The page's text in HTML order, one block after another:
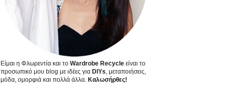
Είμαι η Φλωρεντία και το Wardrobe Recycle είναι το
προσωπικό μου blog με ιδέες για DIYs, μεταποιήσεις,
μόδα, ομορφιά και πολλά άλλα. Καλωσήρθες!